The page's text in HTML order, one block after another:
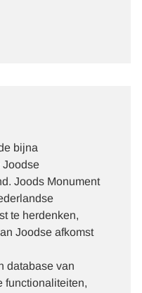
bijna
Joodse
Joods Monument
te herdenken,
Joodse afkomst
database van
functionaliteiten,